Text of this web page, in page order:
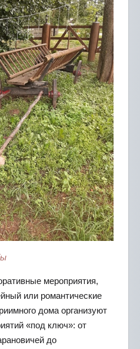
мероприятия,
или романтические
дома организуют
«под ключ»: от
до